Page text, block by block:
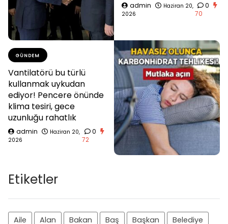
admin
Haziran 20,
2026
0
70
GÜNDEM
Vantilatörü bu türlü
kullanmak uykudan
ediyor! Pencere önünde
klima tesiri, gece
uzunluğu rahatlık
admin
Haziran 20,
2026
0
72
Etiketler
Aile Alan Bakan Baş Başkan
Belediye